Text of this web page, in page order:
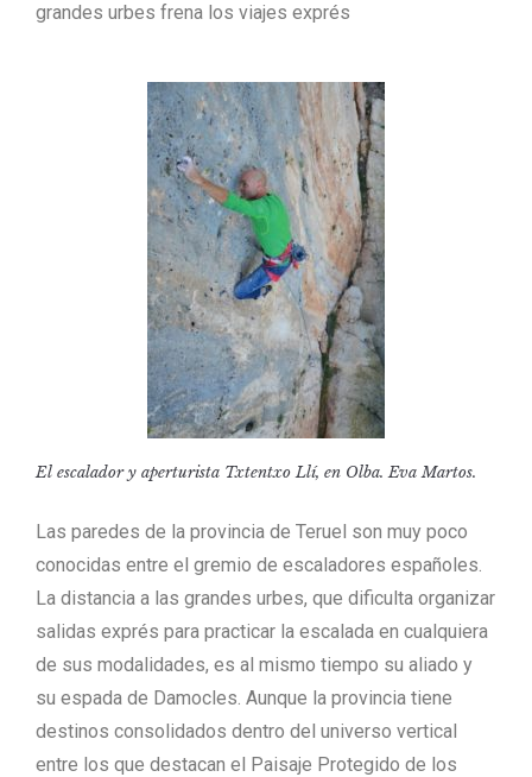
grandes urbes frena los viajes exprés
El escalador y aperturista Txtentxo Llí, en Olba. Eva Martos.
Las paredes de la provincia de Teruel son muy poco
conocidas entre el gremio de escaladores españoles.
La distancia a las grandes urbes, que dificulta organizar
salidas exprés para practicar la escalada en cualquiera
de sus modalidades, es al mismo tiempo su aliado y
su espada de Damocles. Aunque la provincia tiene
destinos consolidados dentro del universo vertical
entre los que destacan el Paisaje Protegido de los